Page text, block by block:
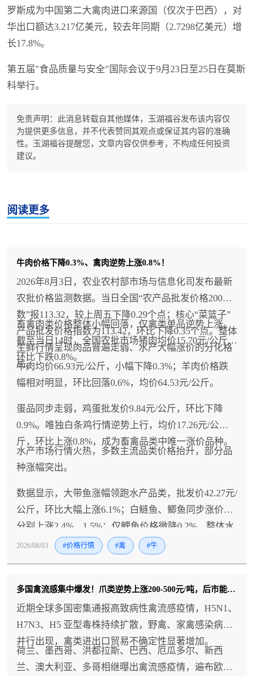
罗斯成为中国第二大禽肉进口来源国（仅次于巴西），对
华出口额达3.217亿美元，较去年同期（2.7298亿美元）增
长17.8%。
第五届"食品质量与安全"国际会议于9月23日至25日在莫斯
科举行。
免责声明：此消息转载自其他媒体，玉湖福谷发布该内容仅
为提供更多信息，并不代表赞同其观点或保证其内容的准确
性。玉湖福谷提醒您，文章内容仅供参考，不构成任何投资
建议。
阅读更多
牛肉价格下降0.3%、禽肉逆势上涨0.8%！
2026年8月3日，农业农村部市场与信息化司发布最新
农批价格监测数据。当日全国“农产品批发价格200指
数”报113.32，较上周五下降0.29个点；核心“菜篮子”
产品批发价格指数为113.42，环比下降0.35个点。整体
生鲜行情呈现肉品普遍走弱、水产大幅涨价的分化格
局。
畜禽肉类价格整体小幅回落，仅禽类单品逆势上涨。
截至当日14时，全国农批市场猪肉均价15.70元/公斤，
环比下跌0.8%。
牛肉均价66.93元/公斤，小幅下降0.3%；羊肉价格跌
幅相对明显，环比回落0.6%，均价64.53元/公斤。
蛋品同步走弱，鸡蛋批发价9.84元/公斤，环比下降
0.9%。唯独白条鸡行情逆势上行，均价17.26元/公
斤，环比上涨0.8%，成为畜禽品类中唯一涨价品种。
水产市场行情火热，多数主流品类价格抬升，部分品
种涨幅突出。
数据显示，大带鱼涨幅领跑水产品类，批发价42.27元/
公斤，环比大幅上涨6.1%；白鲢鱼、鲫鱼同步涨价，
分别上涨2.4%、1.5%；仅鲤鱼价格微降0.2%，整体水
产涨价氛围浓厚。
2026/08/03 #价格行情 #禽 #牛
多国禽流感集中爆发！爪类逆势上涨200-500元/吨，后市能否持续？
近期全球多国密集通报高致病性禽流感疫情，H5N1、
H7N3、H5 亚型毒株持续扩散，野禽、家禽感染病例
并行出现，禽类进出口贸易不确定性显著增加。
荷兰、墨西哥、洪都拉斯、巴西、厄瓜多尔、新西
兰、澳大利亚、多哥相继曝出禽流感疫情，遍布欧、